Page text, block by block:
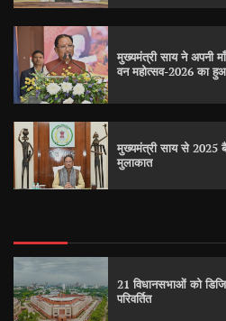
मुख्यमंत्री साय ने अपनी
वन महोत्सव-2026 का
मुख्यमंत्री साय से 2025
मुलाकात
21 विधानसभाओं को
परिवर्तित